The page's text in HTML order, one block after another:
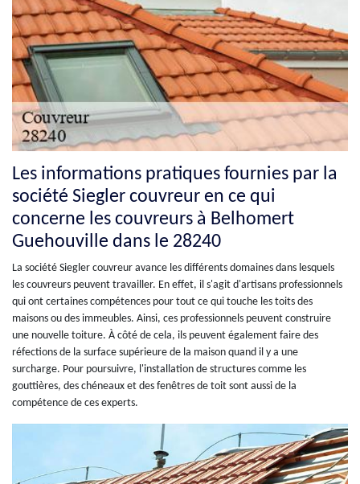
Les informations pratiques fournies par la
société Siegler couvreur en ce qui
concerne les couvreurs à Belhomert
Guehouville dans le 28240
La société Siegler couvreur avance les différents domaines dans lesquels
les couvreurs peuvent travailler. En effet, il s'agit d'artisans professionnels
qui ont certaines compétences pour tout ce qui touche les toits des
maisons ou des immeubles. Ainsi, ces professionnels peuvent construire
une nouvelle toiture. À côté de cela, ils peuvent également faire des
réfections de la surface supérieure de la maison quand il y a une
surcharge. Pour poursuivre, l'installation de structures comme les
gouttières, des chéneaux et des fenêtres de toit sont aussi de la
compétence de ces experts.